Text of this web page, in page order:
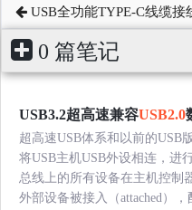
USB全功能TYPE-C线缆接
0 篇笔记
USB3.2超高速兼容USB2.0
超高速USB体系和以前的USB
将USB主机USB外设相连，进
总线上的所有设备在主机控制
外部设备被接入（attached）